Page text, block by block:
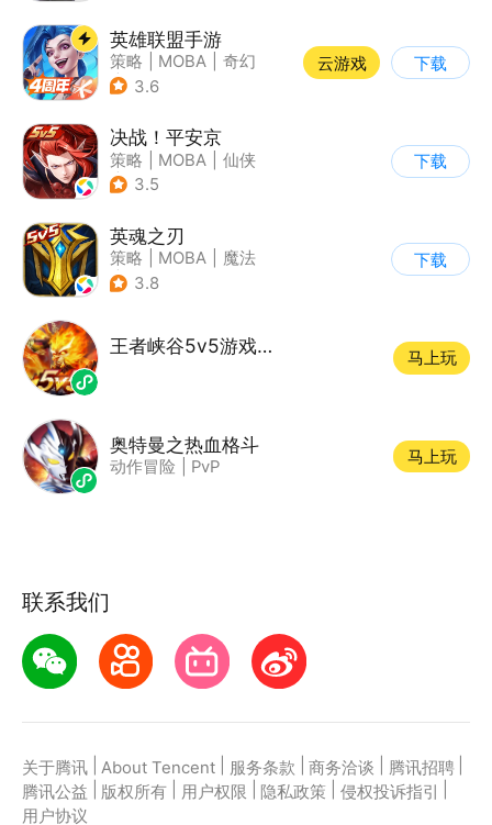
英雄联盟手游
策略 MOBA
奇幻
| 英雄联盟
3.6
云游戏 下载
决战！平安京
策略 MOBA
仙侠
| 阴阳师
3.5
下载
英魂之刃
策略 MOBA
魔法
| 英魂之刃
3.8
下载
王者峡谷5v5游戏软件
马上玩
奥特曼之热血格斗
动作冒险 PvP
马上玩
联系我们
关于腾讯 About Tencent 服务条款 商务洽谈 腾讯招聘
腾讯公益
版权所有 用户权限 隐私政策 侵权投诉指引
用户协议